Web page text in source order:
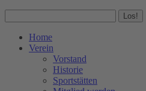
page
opens
page
opens
Home
Verein
Vorstand
Historie
Sportstätten